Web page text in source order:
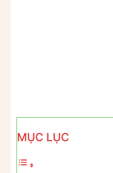
MỤC LỤC